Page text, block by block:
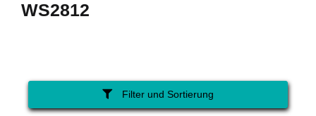
WS2812
Filter und Sortierung